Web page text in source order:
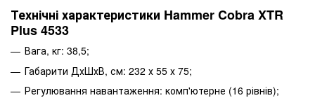
Технічні характеристики Hammer Cobra XTR
Plus 4533
Вага, кг: 38,5;
Габарити ДхШхВ, см: 232 х 55 х 75;
Регулювання навантаження: комп'ютерне (16 рівнів);